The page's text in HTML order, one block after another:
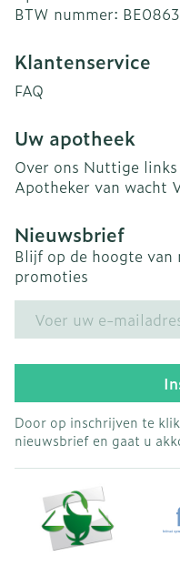
BTW nummer:
Klantenservice
FAQ
Uw apotheek
Over ons Nuttige links
Apotheker van wacht
Nieuwsbrief
Blijf op de hoogte van
promoties
Door op inschrijven te
nieuwsbrief en gaat u